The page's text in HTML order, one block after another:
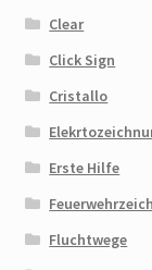
Clear
Click Sign
Cristallo
Erste Hilfe
Fluchtwege